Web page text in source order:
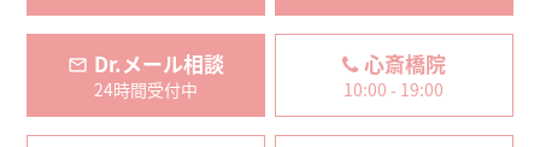
Dr.メール相談
24時間受付中
心斎橋院
10:00 - 19:00